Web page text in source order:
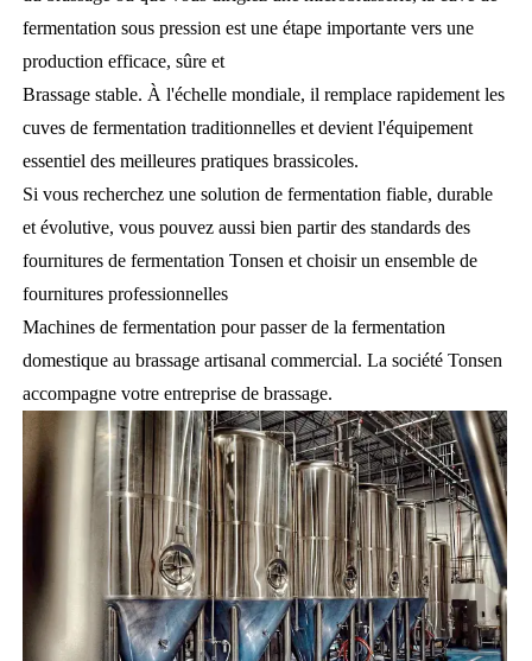
fermentation sous pression est une étape importante vers une
production efficace, sûre et
Brassage stable. À l'échelle mondiale, il remplace rapidement les
cuves de fermentation traditionnelles et devient l'équipement
essentiel des meilleures pratiques brassicoles.
Si vous recherchez une solution de fermentation fiable, durable
et évolutive, vous pouvez aussi bien partir des standards des
fournitures de fermentation Tonsen et choisir un ensemble de
fournitures professionnelles
Machines de fermentation pour passer de la fermentation
domestique au brassage artisanal commercial. La société Tonsen
accompagne votre entreprise de brassage.